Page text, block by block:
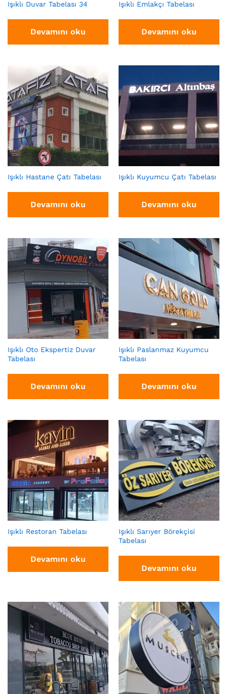
Işıklı Duvar Tabelası 34
Devamını oku
Işıklı Emlakçı Tabelası
Devamını oku
Işıklı Hastane Çatı Tabelası
Devamını oku
Işıklı Kuyumcu Çatı Tabelası
Devamını oku
Işıklı Oto Ekspertiz Duvar
Tabelası
Devamını oku
Işıklı Paslanmaz Kuyumcu
Tabelası
Devamını oku
Işıklı Restoran Tabelası
Devamını oku
Işıklı Sarıyer Börekçisi
Tabelası
Devamını oku